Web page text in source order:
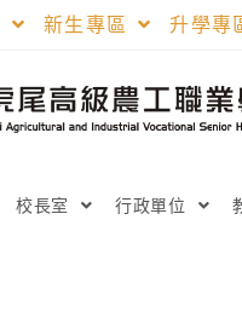
新生專區 升學專
校長室 行政單位